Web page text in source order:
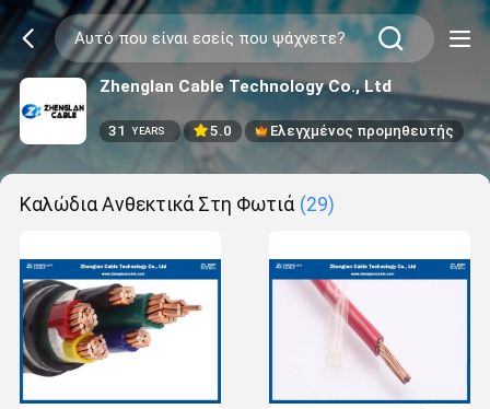
Zhenglan Cable Technology Co., Ltd
31 YEARS 5.0 Ελεγχμένος προμηθευτής
Καλώδια Ανθεκτικά Στη Φωτιά (29)